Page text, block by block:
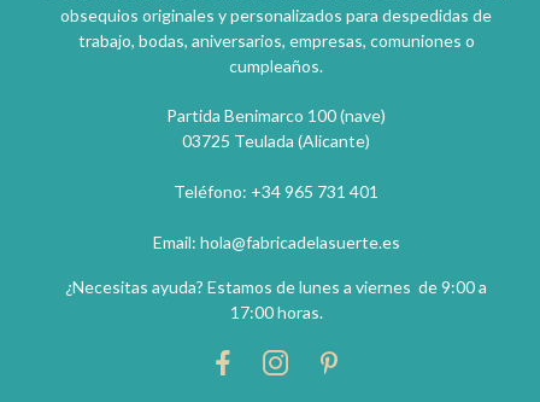
obsequios originales y personalizados para despedidas de
trabajo, bodas, aniversarios, empresas, comuniones o
cumpleaños.
Partida Benimarco 100 (nave)
03725 Teulada (Alicante)
Teléfono: +34 965 731 401
Email: hola@fabricadelasuerte.es
¿Necesitas ayuda? Estamos de lunes a viernes de 9:00 a
17:00 horas.